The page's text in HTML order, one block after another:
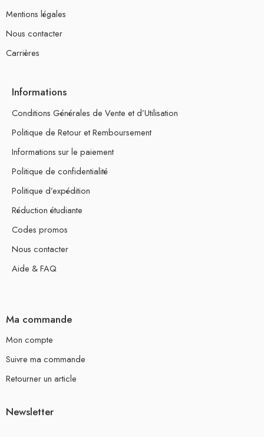
Mentions légales
Nous contacter
Carrières
Informations
Conditions Générales de Vente et d’Utilisation
Politique de Retour et Remboursement
Informations sur le paiement
Politique de confidentialité
Politique d’expédition
Réduction étudiante
Codes promos
Nous contacter
Aide & FAQ
Ma commande
Mon compte
Suivre ma commande
Retourner un article
Newsletter